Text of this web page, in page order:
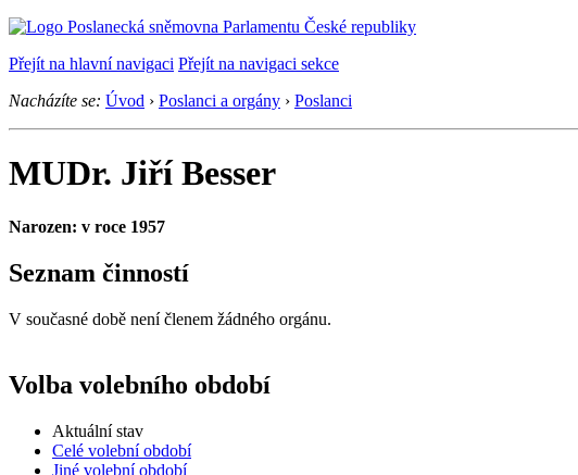
Přejít na hlavní navigaci Přejít na navigaci sekce
Nacházíte se: Úvod › Poslanci a orgány › Poslanci
MUDr. Jiří Besser
Narozen: v roce 1957
Seznam činností
V současné době není členem žádného orgánu.
Volba volebního období
Aktuální stav
Celé volební období
Jiné volební období